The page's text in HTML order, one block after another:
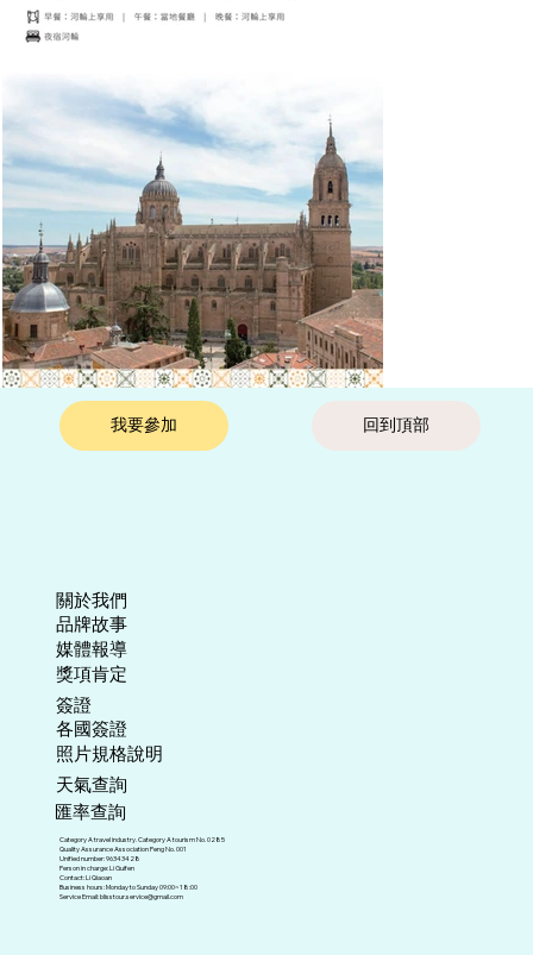
我要參加 回到頂部
關於我們
​品牌故事
媒體報導
​獎項肯定
​簽證
各國簽證
照片規格說明
天氣查詢
匯率查詢
Category A travel industry. Category A tourism No. 0285
Quality Assurance Association Peng No. 001
Unified number: 96343428
Person in charge: Li Guifen
Contact: Li Qiaoan
Business hours: Monday to Sunday 09:00~18:00
Service Email:blisstour.service@gmail.com